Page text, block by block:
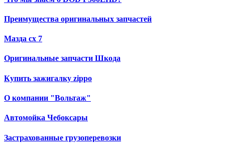
Преимущества оригинальных запчастей
Мазда сх 7
Оригинальные запчасти Шкода
Купить зажигалку zippo
О компании "Вольтаж"
Автомойка Чебоксары
Застрахованные грузоперевозки